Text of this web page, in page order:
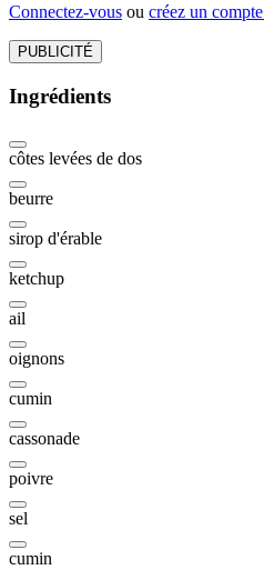
Connectez-vous ou créez un compte
PUBLICITÉ
Ingrédients
côtes levées de dos
beurre
sirop d'érable
ketchup
ail
oignons
cumin
cassonade
poivre
sel
cumin